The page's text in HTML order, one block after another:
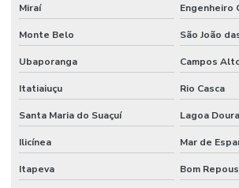
Serviços de mão de obra terceirizada
Serviços Profissionais De Manutenção
Soluções de engenharia e manutenção
Soluções de engenharia para manutenção
Miraí Engenheiro
Monte Belo São João
Ubaporanga Campos
Itatiaiuçu Rio Casca
Santa Maria do Suaçuí Lagoa
Ilicínea Mar de
Itapeva Bom